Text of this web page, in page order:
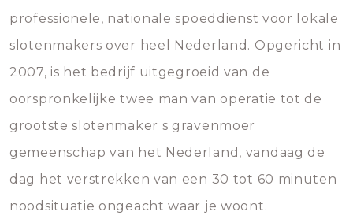
professionele, nationale spoeddienst voor lokale
slotenmakers over heel Nederland. Opgericht in
2007, is het bedrijf uitgegroeid van de
oorspronkelijke twee man van operatie tot de
grootste slotenmaker s gravenmoer
gemeenschap van het Nederland, vandaag de
dag het verstrekken van een 30 tot 60 minuten
noodsituatie ongeacht waar je woont.